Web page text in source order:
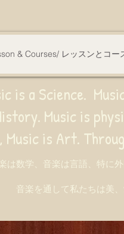
& Courses/ レッスンとコー
is a Science.
Music is
music, we
は数学、音楽は言語、特に
音楽を通して私たちは美